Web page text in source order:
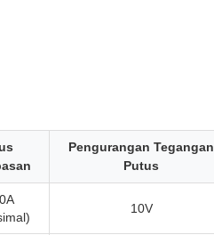
Pengurangan Tegangan
Putus
10V